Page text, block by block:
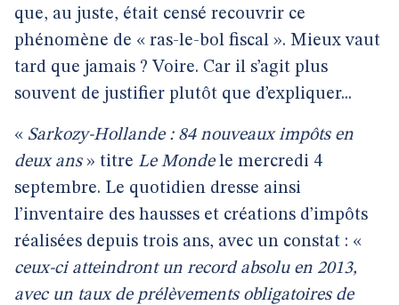
que, au juste, était censé recouvrir ce
phénomène de « ras-le-bol fiscal ». Mieux vaut
tard que jamais ? Voire. Car il s’agit plus
souvent de justifier plutôt que d’expliquer...
« Sarkozy-Hollande : 84 nouveaux impôts en
deux ans» titre Le Mondele mercredi 4
septembre. Le quotidien dresse ainsi
l’inventaire des hausses et créations d’impôts
réalisées depuis trois ans, avec un constat : «
ceux-ci atteindront un record absolu en 2013,
avec un taux de prélèvements obligatoires de